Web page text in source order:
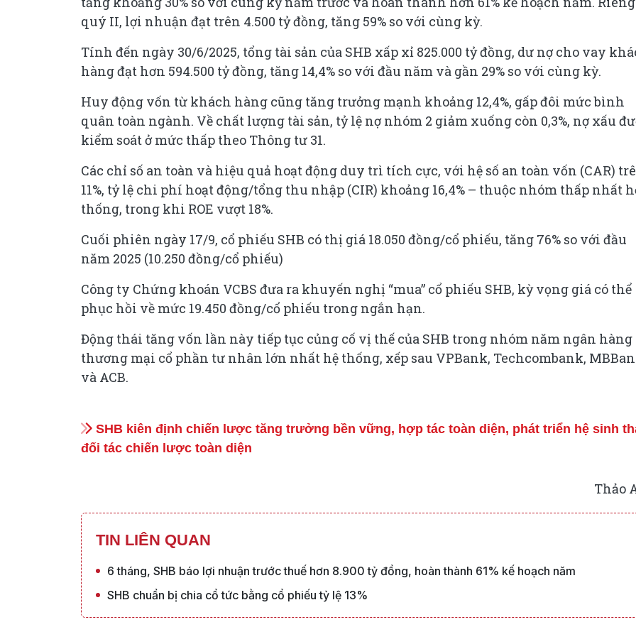
quý II, lợi nhuận đạt trên 4.500 tỷ đồng, tăng 59% so với cùng kỳ.
Tính đến ngày 30/6/2025, tổng tài sản của SHB xấp xỉ 825.000 tỷ đồng, dư nợ cho vay
hàng đạt hơn 594.500 tỷ đồng, tăng 14,4% so với đầu năm và gần 29% so với cùng kỳ.
Huy động vốn từ khách hàng cũng tăng trưởng mạnh khoảng 12,4%, gấp đôi mức bình
quân toàn ngành. Về chất lượng tài sản, tỷ lệ nợ nhóm 2 giảm xuống còn 0,3%, nợ xấu
kiểm soát ở mức thấp theo Thông tư 31.
Các chỉ số an toàn và hiệu quả hoạt động duy trì tích cực, với hệ số an toàn vốn (CAR)
11%, tỷ lệ chi phí hoạt động/tổng thu nhập (CIR) khoảng 16,4% – thuộc nhóm thấp nhất
thống, trong khi ROE vượt 18%.
Cuối phiên ngày 17/9, cổ phiếu SHB có thị giá 18.050 đồng/cổ phiếu, tăng 76% so với đầu
năm 2025 (10.250 đồng/cổ phiếu)
Công ty Chứng khoán VCBS đưa ra khuyến nghị “mua” cổ phiếu SHB, kỳ vọng giá có thể
phục hồi về mức 19.450 đồng/cổ phiếu trong ngắn hạn.
Động thái tăng vốn lần này tiếp tục củng cố vị thế của SHB trong nhóm năm ngân hàng
thương mại cổ phần tư nhân lớn nhất hệ thống, xếp sau VPBank, Techcombank,
và ACB.
SHB kiên định chiến lược tăng trưởng bền vững, hợp tác toàn diện, phát triển hệ sinh
đối tác chiến lược toàn diện
Thảo
TIN LIÊN QUAN
6 tháng, SHB báo lợi nhuận trước thuế hơn 8.900 tỷ đồng, hoàn thành 61% kế hoạch năm
SHB chuẩn bị chia cổ tức bằng cổ phiếu tỷ lệ 13%